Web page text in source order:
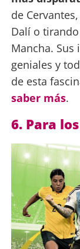
de
Dalí o
Mancha.
geniales y
de esta
saber más.
6. Para